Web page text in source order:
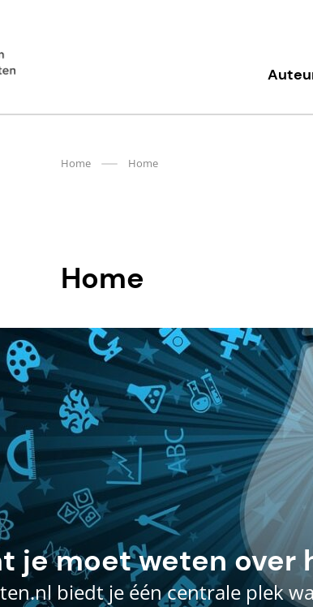
Home Home
Home
je moet weten
biedt je één centrale plek